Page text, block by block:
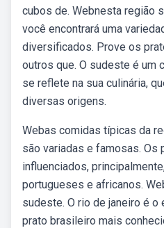
cubos de. Webnesta região
você encontrará uma
diversificados. Prove os
outros que. O sudeste é um
se reflete na sua culinária,
diversas origens.
Webas comidas típicas da
são variadas e famosas. Os
influenciados,
portugueses e africanos.
sudeste. O rio de janeiro é
prato brasileiro mais